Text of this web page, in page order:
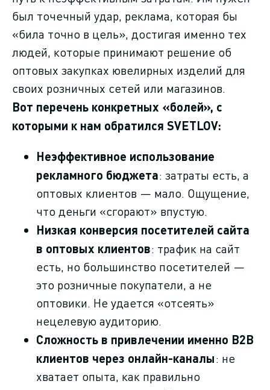
был точечный удар, реклама, которая бы
«била точно в цель», достигая именно тех
людей, которые принимают решение об
оптовых закупках ювелирных изделий для
своих розничных сетей или магазинов.
Вот перечень конкретных «болей», с
которыми к нам обратился SVETLOV:
Неэффективное использование
рекламного бюджета: затраты есть, а
оптовых клиентов — мало. Ощущение,
что деньги «сгорают» впустую.
Низкая конверсия посетителей сайта
в оптовых клиентов: трафик на сайт
есть, но большинство посетителей —
это розничные покупатели, а не
оптовики. Не удается «отсеять»
нецелевую аудиторию.
Сложность в привлечении именно B2B
клиентов через онлайн-каналы: не
хватает опыта, как правильно